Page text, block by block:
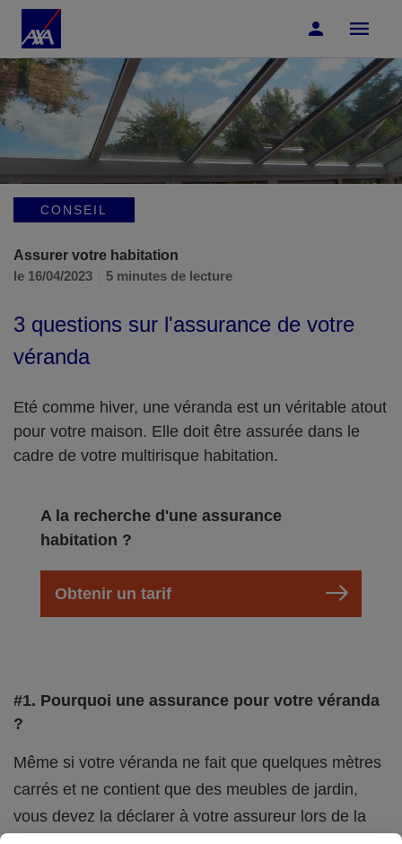
Accéder au Contenu Accéder au Pied de page
CONSEIL
Assurer votre habitation
le 16/04/2023
5 minutes de lecture
3 questions sur l'assurance de votre
véranda
Eté comme hiver, une véranda est un véritable atout
pour votre maison. Elle doit être assurée dans le
cadre de votre multirisque habitation.
A la recherche d'une assurance
habitation ?
Obtenir un tarif
#1. Pourquoi une assurance pour votre véranda
?
Même si votre véranda ne fait que quelques mètres
carrés et ne contient que des meubles de jardin,
vous devez la déclarer à votre assureur lors de la